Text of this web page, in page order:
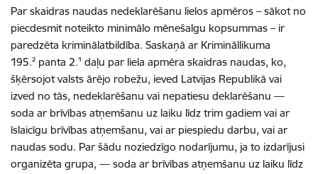
Par skaidras naudas nedeklarēšanu lielos apmēros – sākot no
piecdesmit noteikto minimālo mēnešalgu kopsummas – ir
paredzēta kriminālatbildība. Saskaņā ar Krimināllikuma
195.² panta 2.¹ daļu par liela apmēra skaidras naudas, ko,
šķērsojot valsts ārējo robežu, ieved Latvijas Republikā vai
izved no tās, nedeklarēšanu vai nepatiesu deklarēšanu —
soda ar brīvības atņemšanu uz laiku līdz trim gadiem vai ar
īslaicīgu brīvības atņemšanu, vai ar piespiedu darbu, vai ar
naudas sodu. Par šādu noziedzīgo nodarījumu, ja to izdarījusi
organizēta grupa, — soda ar brīvības atņemšanu uz laiku līdz